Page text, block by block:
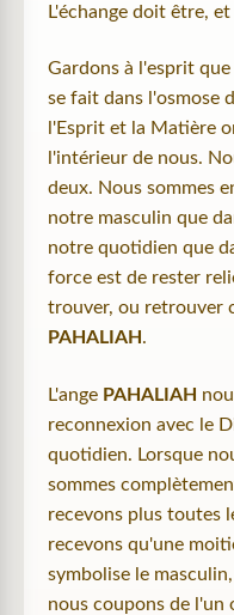
L'échange doit être,
Gardons à l'esprit
se fait dans l'osmose
l'Esprit et la Matière
l'intérieur de nous.
deux. Nous sommes
notre masculin que
notre quotidien que
force est de rester
trouver, ou retrouver
PAHALIAH .
L'ange PAHALIAH
reconnexion avec le
quotidien. Lorsque
sommes
recevons plus toutes
recevons qu'une
symbolise le
nous coupons de l'un